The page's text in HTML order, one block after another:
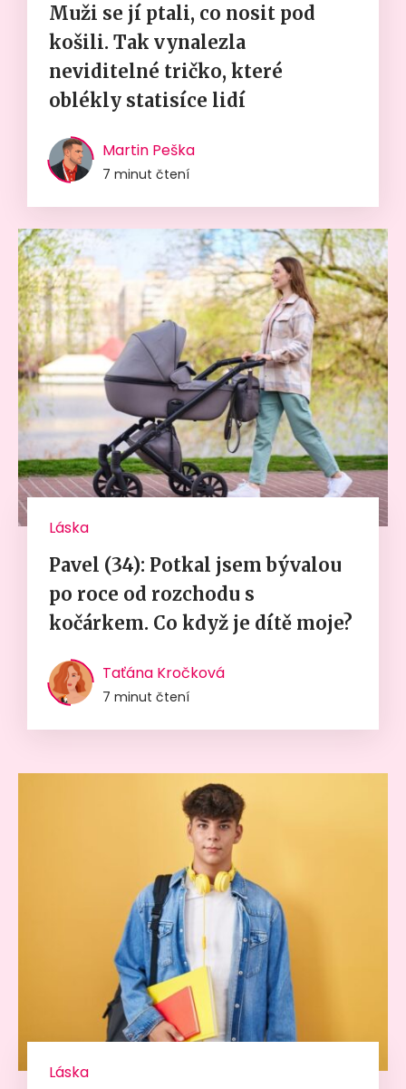
Muži se jí ptali, co nosit pod
košili. Tak vynalezla
neviditelné tričko, které
oblékly statisíce lidí
Martin Peška
7 minut čtení
Láska
Pavel (34): Potkal jsem bývalou
po roce od rozchodu s
kočárkem. Co když je dítě moje?
Taťána Kročková
7 minut čtení
Láska